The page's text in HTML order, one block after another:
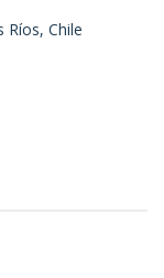
Ríos, Chile